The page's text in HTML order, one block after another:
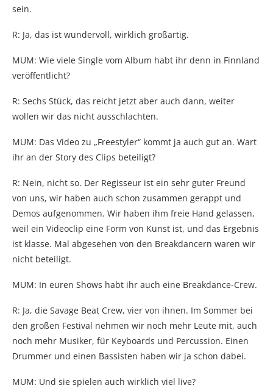
sein.
R: Ja, das ist wundervoll, wirklich großartig.
MUM: Wie viele Single vom Album habt ihr denn in Finnland
veröffentlicht?
R: Sechs Stück, das reicht jetzt aber auch dann, weiter
wollen wir das nicht ausschlachten.
MUM: Das Video zu „Freestyler“ kommt ja auch gut an. Wart
ihr an der Story des Clips beteiligt?
R: Nein, nicht so. Der Regisseur ist ein sehr guter Freund
von uns, wir haben auch schon zusammen gerappt und
Demos aufgenommen. Wir haben ihm freie Hand gelassen,
weil ein Videoclip eine Form von Kunst ist, und das Ergebnis
ist klasse. Mal abgesehen von den Breakdancern waren wir
nicht beteiligt.
MUM: In euren Shows habt ihr auch eine Breakdance-Crew.
R: Ja, die Savage Beat Crew, vier von ihnen. Im Sommer bei
den großen Festival nehmen wir noch mehr Leute mit, auch
noch mehr Musiker, für Keyboards und Percussion. Einen
Drummer und einen Bassisten haben wir ja schon dabei.
MUM: Und sie spielen auch wirklich viel live?